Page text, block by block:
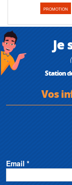
PROMOTION
Je
Station
Vos
Email *